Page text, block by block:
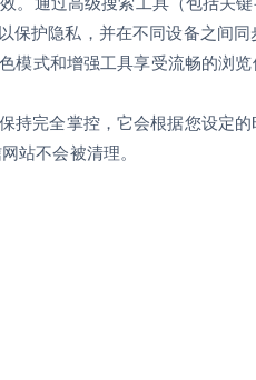
保护隐私，并在不同设备之间
式和增强工具享受流畅的浏览
持完全掌控，它会根据您设定
站不会被清理。